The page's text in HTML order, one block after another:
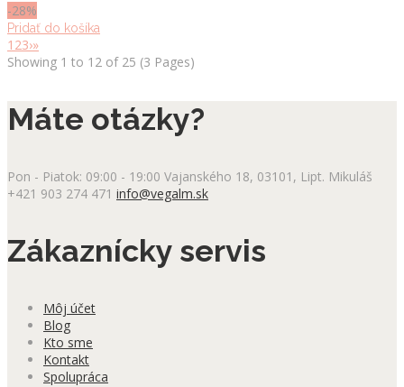
-28%
Pridať do košíka
1 23›»
Showing 1 to 12 of 25 (3 Pages)
Máte otázky?
Pon - Piatok: 09:00 - 19:00 Vajanského 18, 03101, Lipt. Mikuláš
+421 903 274 471 info@vegalm.sk
Zákaznícky servis
Môj účet
Blog
Kto sme
Kontakt
Spolupráca